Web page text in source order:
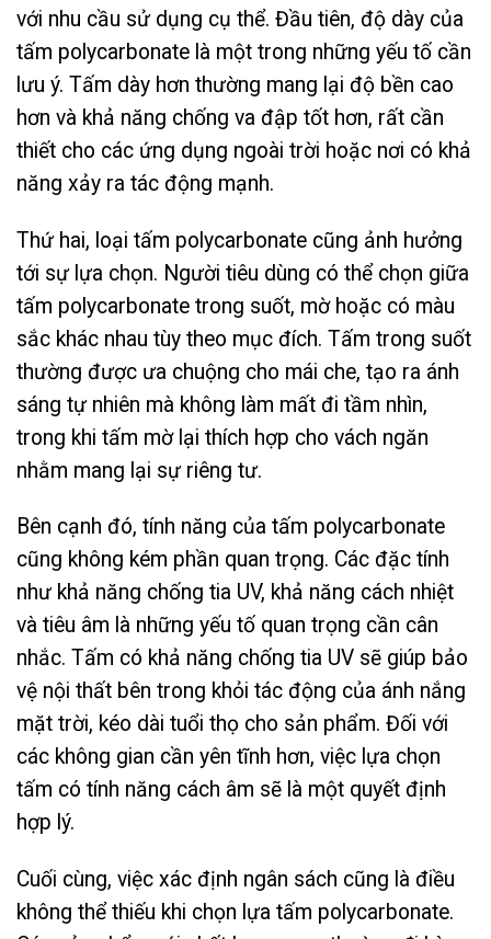
với nhu cầu sử dụng cụ thể. Đầu tiên, độ dày của
tấm polycarbonate là một trong những yếu tố cần
lưu ý. Tấm dày hơn thường mang lại độ bền cao
hơn và khả năng chống va đập tốt hơn, rất cần
thiết cho các ứng dụng ngoài trời hoặc nơi có khả
năng xảy ra tác động mạnh.
Thứ hai, loại tấm polycarbonate cũng ảnh hưởng
tới sự lựa chọn. Người tiêu dùng có thể chọn giữa
tấm polycarbonate trong suốt, mờ hoặc có màu
sắc khác nhau tùy theo mục đích. Tấm trong suốt
thường được ưa chuộng cho mái che, tạo ra ánh
sáng tự nhiên mà không làm mất đi tầm nhìn,
trong khi tấm mờ lại thích hợp cho vách ngăn
nhằm mang lại sự riêng tư.
Bên cạnh đó, tính năng của tấm polycarbonate
cũng không kém phần quan trọng. Các đặc tính
như khả năng chống tia UV, khả năng cách nhiệt
và tiêu âm là những yếu tố quan trọng cần cân
nhắc. Tấm có khả năng chống tia UV sẽ giúp bảo
vệ nội thất bên trong khỏi tác động của ánh nắng
mặt trời, kéo dài tuổi thọ cho sản phẩm. Đối với
các không gian cần yên tĩnh hơn, việc lựa chọn
tấm có tính năng cách âm sẽ là một quyết định
hợp lý.
Cuối cùng, việc xác định ngân sách cũng là điều
không thể thiếu khi chọn lựa tấm polycarbonate.